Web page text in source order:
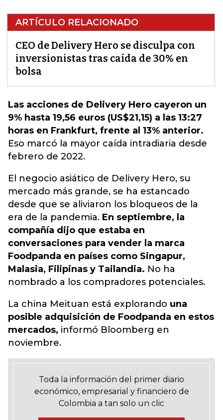
ARTÍCULO RELACIONADO
CEO de Delivery Hero se disculpa con
inversionistas tras caída de 30% en
bolsa
Las acciones de Delivery Hero cayeron un
9% hasta 19,56 euros (US$21,15) a las 13:27
horas en Frankfurt, frente al 13% anterior.
Eso marcó la mayor caída intradiaria desde
febrero de 2022.
El negocio asiático de Delivery Hero, su
mercado más grande, se ha estancado
desde que se aliviaron los bloqueos de la
era de la pandemia. En septiembre, la
compañía dijo que estaba en
conversaciones para vender la marca
Foodpanda en países como Singapur,
Malasia, Filipinas y Tailandia. No ha
nombrado a los compradores potenciales.
La china Meituan está explorando una
posible adquisición de Foodpanda en estos
mercados, informó Bloomberg en
noviembre.
Toda la información del primer diario
económico, empresarial y financiero de
Colombia a tan solo un clic